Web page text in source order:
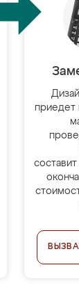
приедет